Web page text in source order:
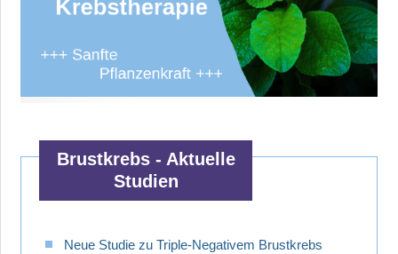
Brustkrebs - Aktuelle
Studien
Neue Studie zu Triple-Negativem Brustkrebs